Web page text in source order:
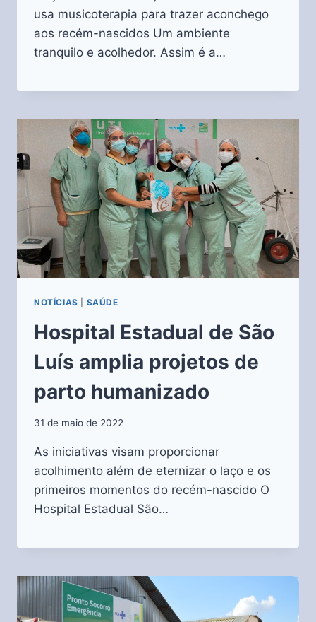
usa musicoterapia para trazer aconchego
aos recém-nascidos Um ambiente
tranquilo e acolhedor. Assim é a…
NOTÍCIAS SAÚDE
Hospital Estadual de São
Luís amplia projetos de
parto humanizado
31 de maio de 2022
As iniciativas visam proporcionar
acolhimento além de eternizar o laço e os
primeiros momentos do recém-nascido O
Hospital Estadual São…